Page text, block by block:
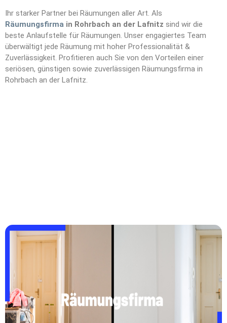
Ihr starker Partner bei Räumungen aller Art. Als
Räumungsfirma in Rohrbach an der Lafnitz sind wir die
beste Anlaufstelle für Räumungen. Unser engagiertes Team
überwältigt jede Räumung mit hoher Professionalität &
Zuverlässigkeit. Profitieren auch Sie von den Vorteilen einer
seriösen, günstigen sowie zuverlässigen Räumungsfirma in
Rohrbach an der Lafnitz.